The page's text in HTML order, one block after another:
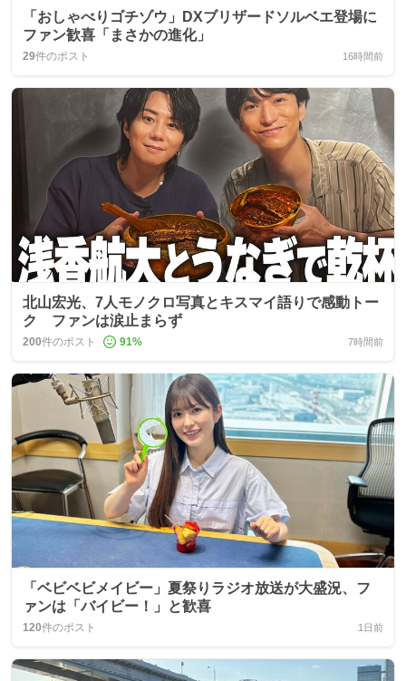
「おしゃべりゴチゾウ」DXブリザードソルベエ登場に
ファン歓喜「まさかの進化」
29件のポスト 16時間前
北山宏光、7人モノクロ写真とキスマイ語りで感動トー
ク ファンは涙止まらず
200件のポスト 91% 7時間前
「ベビベビメイビー」夏祭りラジオ放送が大盛況、フ
ァンは「バイビー！」と歓喜
120件のポスト 1日前